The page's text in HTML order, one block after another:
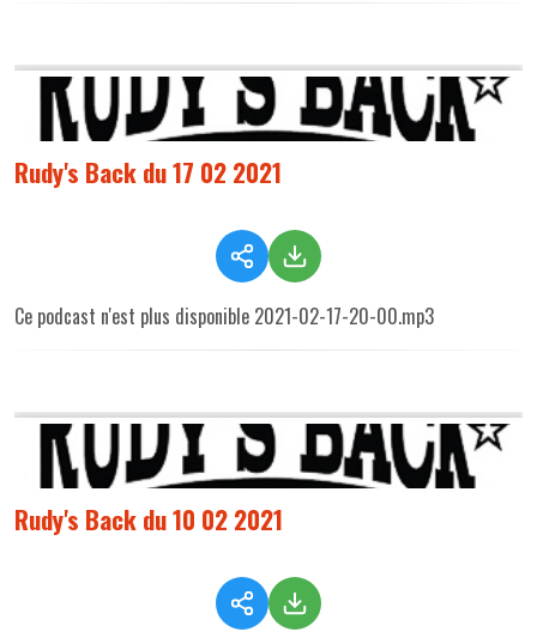
Rudy's Back du 17 02 2021
Ce podcast n'est plus disponible 2021-02-17-20-00.mp3
Rudy's Back du 10 02 2021